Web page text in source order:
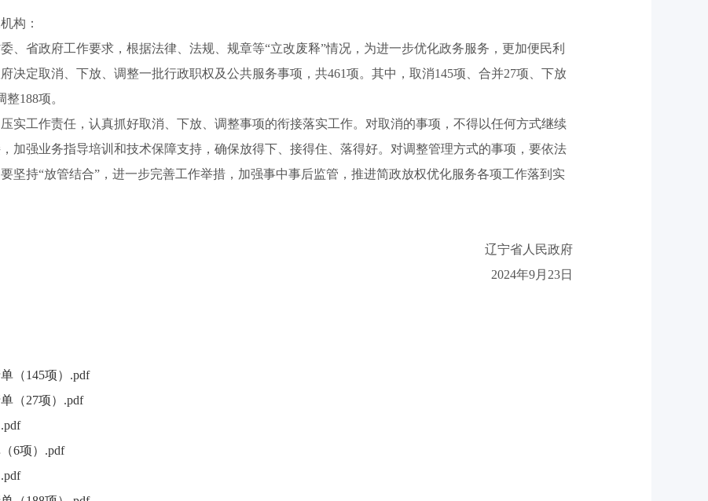
构：
省政府工作要求，根据法律、法规、规章等“立改废释”情况，为进一步优化政务服务，更加便民利
决定取消、下放、调整一批行政职权及公共服务事项，共461项。其中，取消145项、合并27项、下放
188项。
工作责任，认真抓好取消、下放、调整事项的衔接落实工作。对取消的事项，不得以任何方式继续
加强业务指导培训和技术保障支持，确保放得下、接得住、落得好。对调整管理方式的事项，要依法
坚持“放管结合”，进一步完善工作举措，加强事中事后监管，推进简政放权优化服务各项工作落到实
辽宁省人民政府
2024年9月23日
（145项）.pdf
（27项）.pdf
6项）.pdf